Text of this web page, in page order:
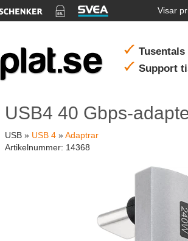
Visar
Support
USB4 40 Gbps-
USB » USB 4 »Adaptrar
Artikelnummer: 14368